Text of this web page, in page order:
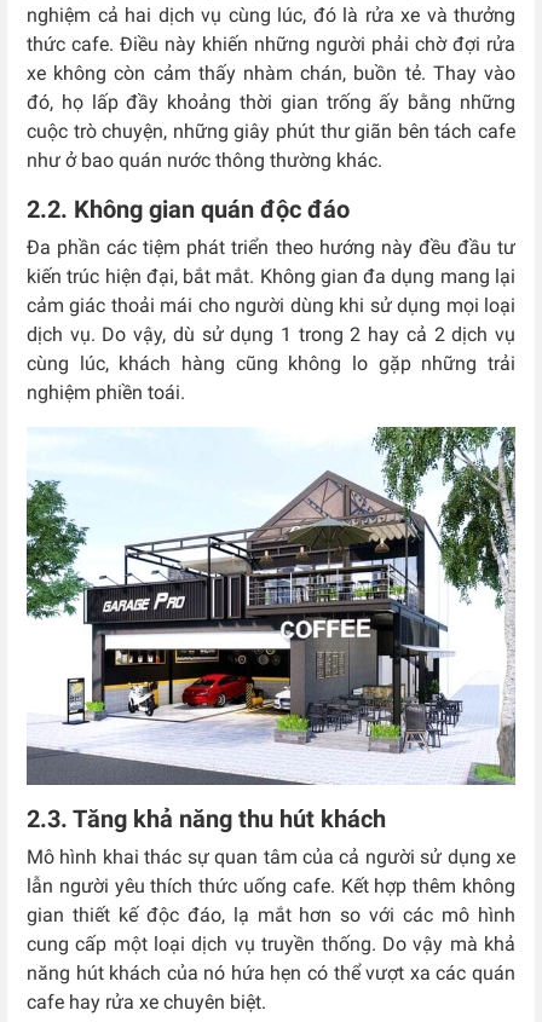
nghiệm cả hai dịch vụ cùng lúc, đó là rửa xe và thưởng
thức cafe. Điều này khiến những người phải chờ đợi rửa
xe không còn cảm thấy nhàm chán, buồn tẻ. Thay vào
đó, họ lấp đầy khoảng thời gian trống ấy bằng những
cuộc trò chuyện, những giây phút thư giãn bên tách cafe
như ở bao quán nước thông thường khác.
2.2. Không gian quán độc đáo
Đa phần các tiệm phát triển theo hướng này đều đầu tư
kiến trúc hiện đại, bắt mắt. Không gian đa dụng mang lại
cảm giác thoải mái cho người dùng khi sử dụng mọi loại
dịch vụ. Do vậy, dù sử dụng 1 trong 2 hay cả 2 dịch vụ
cùng lúc, khách hàng cũng không lo gặp những trải
nghiệm phiền toái.
2.3. Tăng khả năng thu hút khách
Mô hình khai thác sự quan tâm của cả người sử dụng xe
lẫn người yêu thích thức uống cafe. Kết hợp thêm không
gian thiết kế độc đáo, lạ mắt hơn so với các mô hình
cung cấp một loại dịch vụ truyền thống. Do vậy mà khả
năng hút khách của nó hứa hẹn có thể vượt xa các quán
cafe hay rửa xe chuyên biệt.